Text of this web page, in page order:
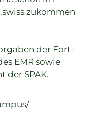
zukommen
der Fort-
EMR sowie
der SPAK.